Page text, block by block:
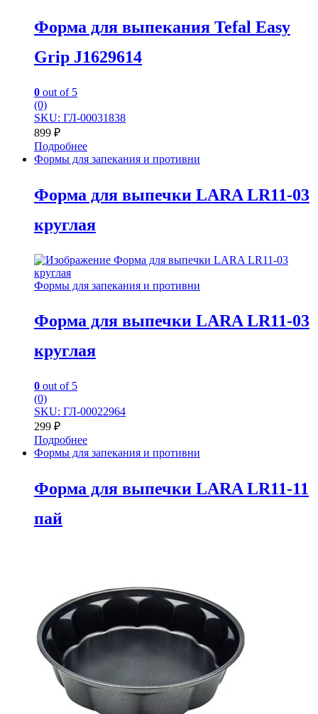
Форма для выпекания Tefal Easy
Grip J1629614
0 out of 5
(0)
SKU: ГЛ-00031838
899 ₽
Подробнее
Формы для запекания и противни
Форма для выпечки LARA LR11-03
круглая
Формы для запекания и противни
Форма для выпечки LARA LR11-03
круглая
0 out of 5
(0)
SKU: ГЛ-00022964
299 ₽
Подробнее
Формы для запекания и противни
Форма для выпечки LARA LR11-11
пай